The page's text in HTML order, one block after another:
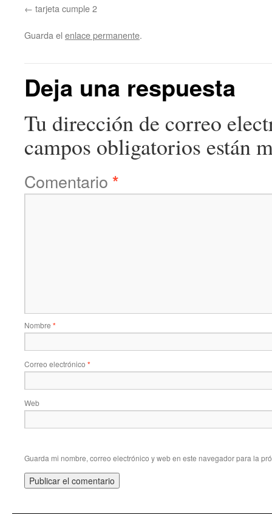
tarjeta cumple 2
Guarda el enlace permanente.
Deja una respuesta
Tu dirección de correo
campos obligatorios están
Comentario *
Nombre *
Correo electrónico *
Web
Guarda mi nombre, correo electrónico y web en este navegador para la